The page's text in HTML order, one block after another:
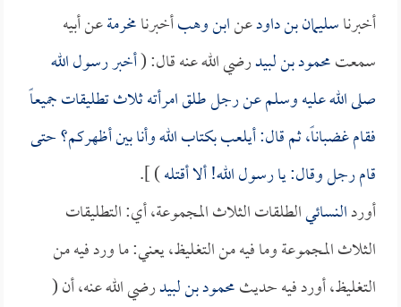
أخبرناسليمان بن داودعنابن وهبأخبرنامخرمةعن أبيه
سمعتمحمود بن لبيدرضي الله عنه قال: (أخبر رسول الله
صلى الله عليه وسلم عن رجل طلق امرأته ثلاث تطليقات جميعاً
فقام غضباناً، ثم قال: أيلعب بكتاب الله وأنا بين أظهركم؟ حتى
قام رجل وقال: يا رسول الله! ألا أقتله) ].
أوردالنسائيالطلقات الثلاث المجموعة، أي: التطليقات
الثلاث المجموعة وما فيه من التغليظ، يعني: ما ورد فيه من
التغليظ، أورد فيه حديثمحمود بن لبيدرضي الله عنه، أن (